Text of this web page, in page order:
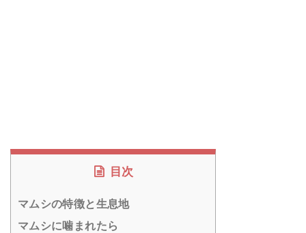
目次
マムシの特徴と生息地
マムシに噛まれたら